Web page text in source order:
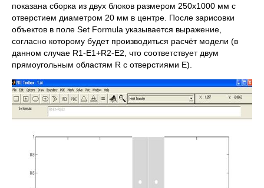
показана сборка из двух блоков размером 250х1000 мм с
отверстием диаметром 20 мм в центре. После зарисовки
объектов в поле Set Formula указывается выражение,
согласно которому будет производиться расчёт модели (в
данном случае R1-E1+R2-E2, что соответствует двум
прямоугольным областям R с отверстиями E).